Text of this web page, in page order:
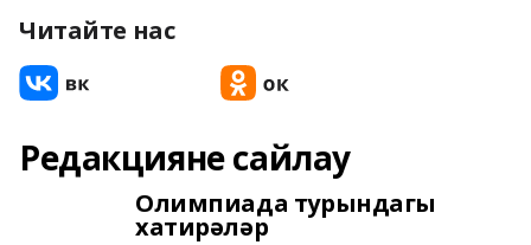
Читайте нас
Редакцияне сайлау
Олимпиада турындагы
хатирәләр